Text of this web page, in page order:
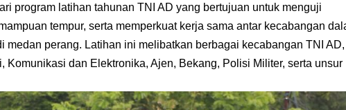
program latihan tahunan TNI AD yang bertujuan untuk menguji
tempur, serta memperkuat kerja sama antar kecabangan
medan perang. Latihan ini melibatkan berbagai kecabangan TNI AD,
Komunikasi dan Elektronika, Ajen, Bekang, Polisi Militer, serta unsur